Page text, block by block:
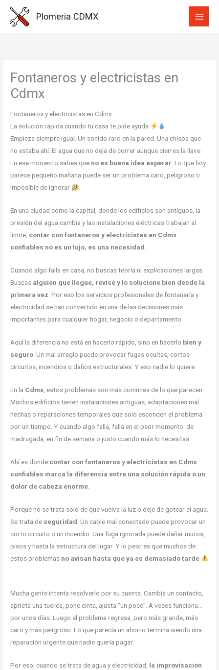
Plomeria CDMX
Fontaneros y electricistas en
Cdmx
Fontaneros y electricistas en Cdmx
La solución rápida cuando tu casa te pide ayuda
Empieza siempre igual. Un sonido raro en la pared. Una chispa que
no estaba ahí. El agua que no deja de correr aunque cierres la llave.
En ese momento sabes que no es buena idea esperar. Lo que hoy
parece pequeño mañana puede ser un problema caro, peligroso o
imposible de ignorar
.
En una ciudad como la capital, donde los edificios son antiguos, la
presión del agua cambia y las instalaciones eléctricas trabajan al
límite, contar con fontaneros y electricistas en Cdmx
confiables no es un lujo, es una necesidad
Cuando algo falla en casa, no buscas teoría ni explicaciones largas.
Buscas alguien que llegue, revise y lo solucione bien desde la
primera vez . Por eso los servicios profesionales de fontanería y
electricidad se han convertido en una de las decisiones más
importantes para cualquier hogar, negocio o departamento.
Aquí la diferencia no está en hacerlo rápido, sino en hacerlo bien y
seguro . Un mal arreglo puede provocar fugas ocultas, cortos
circuitos, incendios o daños estructurales. Y eso nadie lo quiere.
En la Cdmx , estos problemas son más comunes de lo que parecen.
Muchos edificios tienen instalaciones antiguas, adaptaciones mal
hechas o reparaciones temporales que solo esconden el problema
por un tiempo. Y cuando algo falla, falla en el peor momento: de
madrugada, en fin de semana o justo cuando más lo necesitas.
Ahí es donde contar con fontaneros y electricistas en Cdmx
confiables marca la diferencia entre una solución rápida o un
dolor de cabeza enorme
Porque no se trata solo de que vuelva la luz o deje de gotear el agua.
Se trata de seguridad . Un cable mal conectado puede provocar un
corto circuito o un incendio. Una fuga ignorada puede dañar muros,
pisos y hasta la estructura del lugar. Y lo peor es que muchos de
estos problemas no avisan hasta que ya es demasiado tarde
Mucha gente intenta resolverlo por su cuenta. Cambia un contacto,
aprieta una tuerca, pone cinta, ajusta “un poco”. A veces funciona…
por unos días. Luego el problema regresa, pero más grande, más
caro y más peligroso. Lo que parecía un ahorro termina siendo una
reparación urgente que nadie quería pagar.
Por eso, cuando se trata de agua y electricidad, la improvisación